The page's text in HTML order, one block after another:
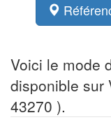
Voici le mode
disponible sur
43270 ).